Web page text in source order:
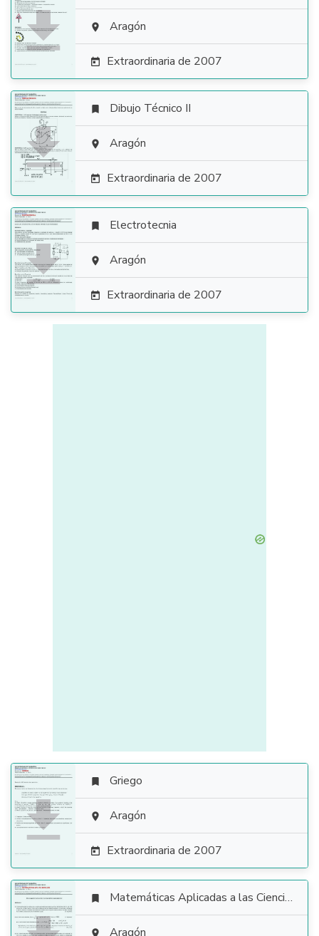
  Aragón
 Extraordinaria de 2007

 Dibujo Técnico II
 Aragón
 Extraordinaria de 2007

 Electrotecnia
 Aragón
 Extraordinaria de 2007

 Griego
 Aragón
 Extraordinaria de 2007
 Matemáticas Aplicadas a las Ciencias Sociales
 Aragón